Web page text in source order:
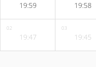
19:59 19:58
02
19:47
03
19:45